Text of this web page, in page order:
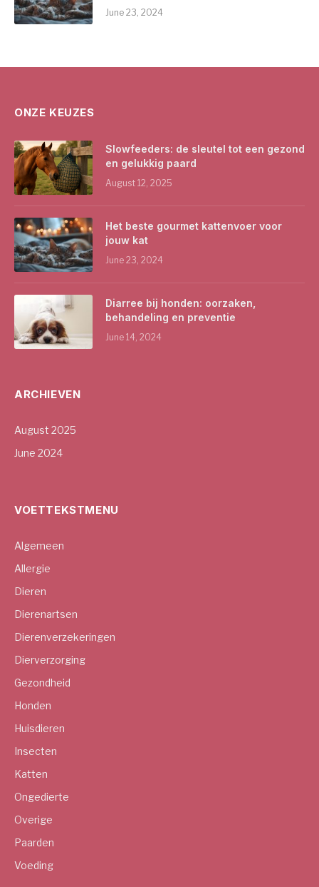
June 23, 2024
ONZE KEUZES
Slowfeeders: de sleutel tot een gezond
en gelukkig paard
August 12, 2025
Het beste gourmet kattenvoer voor
jouw kat
June 23, 2024
Diarree bij honden: oorzaken,
behandeling en preventie
June 14, 2024
ARCHIEVEN
August 2025
June 2024
VOETTEKSTMENU
Algemeen
Allergie
Dieren
Dierenartsen
Dierenverzekeringen
Dierverzorging
Gezondheid
Honden
Huisdieren
Insecten
Katten
Ongedierte
Overige
Paarden
Voeding